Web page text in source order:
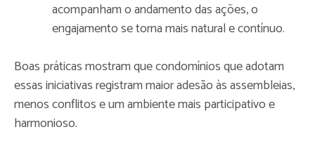
acompanham o andamento das ações, o
engajamento se torna mais natural e contínuo.
Boas práticas mostram que condomínios que adotam
essas iniciativas registram maior adesão às assembleias,
menos conflitos e um ambiente mais participativo e
harmonioso.